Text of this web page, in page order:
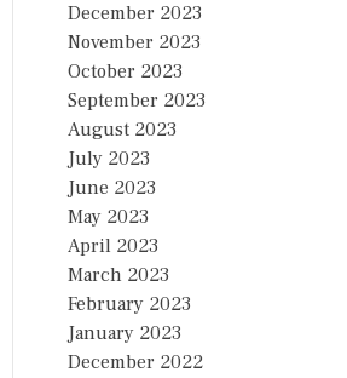
December 2023
November 2023
October 2023
September 2023
August 2023
July 2023
June 2023
May 2023
April 2023
March 2023
February 2023
January 2023
December 2022